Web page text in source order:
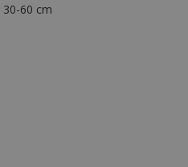
30-60 cm